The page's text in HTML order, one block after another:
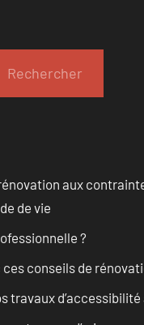
Rechercher
aux
de vie
?
conseils de
travaux